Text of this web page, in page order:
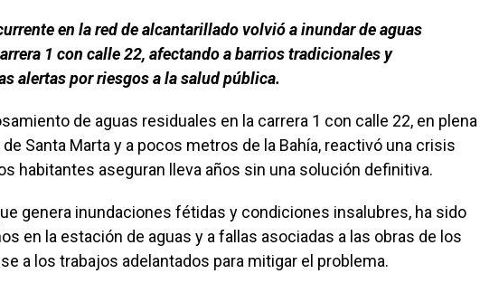
en la red de alcantarillado volvió a inundar de aguas
1 con calle 22, afectando a barrios tradicionales y
alertas por riesgos a la salud pública.
de aguas residuales en la carrera 1 con calle 22, en plena
Santa Marta y a pocos metros de la Bahía, reactivó una crisis
habitantes aseguran lleva años sin una solución definitiva.
genera inundaciones fétidas y condiciones insalubres, ha sido
en la estación de aguas y a fallas asociadas a las obras de los
a los trabajos adelantados para mitigar el problema.